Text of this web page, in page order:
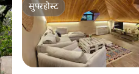
सुपरहोस्ट
सुपरहोस्ट